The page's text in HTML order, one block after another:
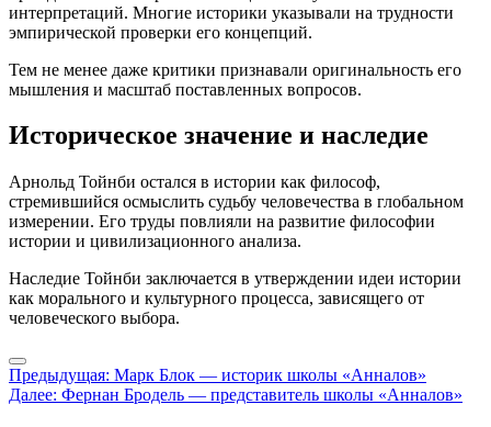
интерпретаций. Многие историки указывали на трудности
эмпирической проверки его концепций.
Тем не менее даже критики признавали оригинальность его
мышления и масштаб поставленных вопросов.
Историческое значение и наследие
Арнольд Тойнби остался в истории как философ,
стремившийся осмыслить судьбу человечества в глобальном
измерении. Его труды повлияли на развитие философии
истории и цивилизационного анализа.
Наследие Тойнби заключается в утверждении идеи истории
как морального и культурного процесса, зависящего от
человеческого выбора.
Навигация
по
Предыдущая: Марк Блок — историк школы «Анналов»
Далее: Фернан Бродель — представитель школы «Анналов»